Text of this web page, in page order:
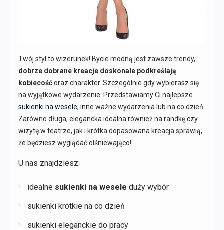
Twój styl to wizerunek! Bycie modną jest zawsze trendy,
dobrze dobrane kreacje doskonale podkreślają
kobiecośćoraz charakter. Szczególnie gdy wybierasz się
na wyjątkowe wydarzenie. Przedstawiamy Ci najlepsze
sukienki na wesele, inne ważne wydarzenia lub na co dzień.
Zarówno długa, elegancka idealna również na randkę czy
wizytę w teatrze, jak i krótka dopasowana kreacja sprawią,
że będziesz wyglądać olśniewająco!
U nas znajdziesz:
idealne sukienki na wesele duży wybór
sukienki krótkie na co dzień
sukienki eleganckie do pracy